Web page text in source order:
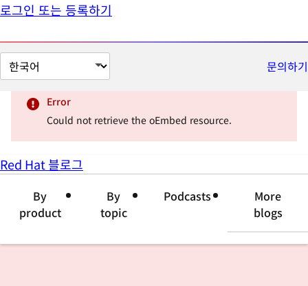
로그인 또는 등록하기
페
이
경
문의하기
Error
Could not retrieve the oEmbed resource.
Red Hat 블로그
By
product
By
topic
Podcasts
More
blogs